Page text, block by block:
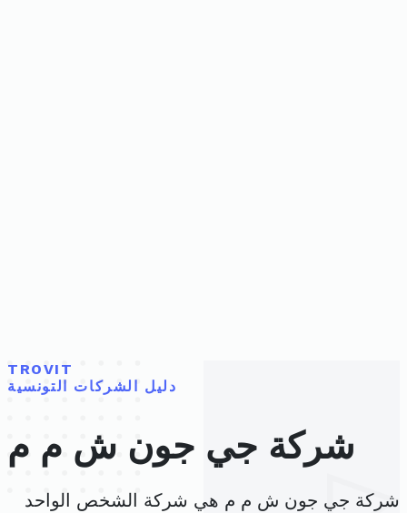
TROVIT
دليل الشركات التونسية
شركة جي جون ش م م
شركة جي جون ش م م هي شركة الشخص الواحد